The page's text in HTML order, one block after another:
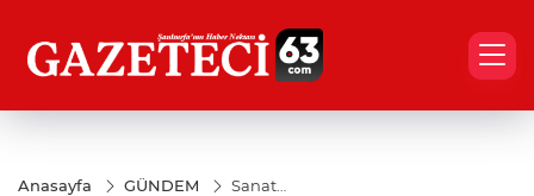
Anasayfa GÜNDEM
Sanatçı